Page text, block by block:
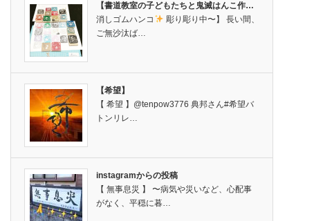
【書道教室の子どもたちと鬼滅はんこ作…
消しゴムハンコ
彫り彫り中〜】 長い間、
ご無沙汰ば…
【希望】
【 希望 】@tenpow3776 典邦さん#希望バ
トンリレ…
instagramからの投稿
【 無事息災 】 〜病気や災いなど、心配事
がなく、平穏に暮…